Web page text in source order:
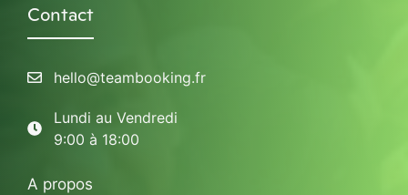
Contact
hello@teambooking.fr
Lundi au Vendredi
9:00 à 18:00
A propos